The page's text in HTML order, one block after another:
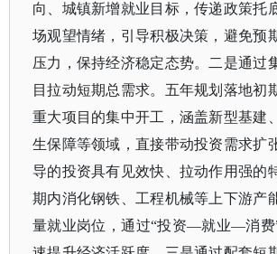
向、城镇新增就业目标，传递政策托
场观望情绪，引导积极决策，避免预
压力，保持经济稳定态势。二是通过
目拉动短期总需求。五年规划落地初
重大项目的集中开工，涵盖新型基建
生保障等领域，直接带动投资需求扩
导的投资具有见效快、拉动作用强的
期内消化钢铁、工程机械等上下游产
量就业岗位，通过“投资—就业—消费